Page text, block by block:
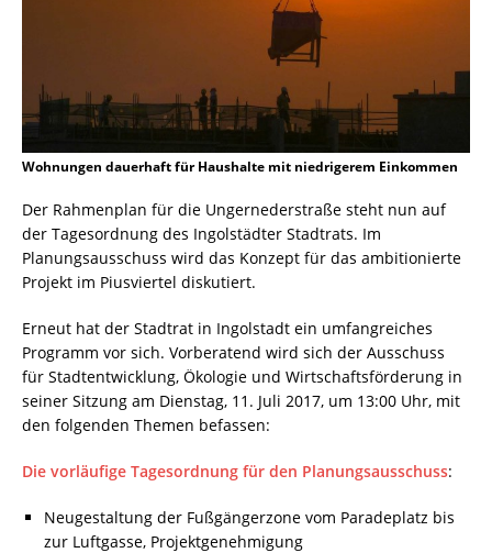
Wohnungen dauerhaft für Haushalte mit niedrigerem Einkommen
Der Rahmenplan für die Ungernederstraße steht nun auf
der Tagesordnung des Ingolstädter Stadtrats. Im
Planungsausschuss wird das Konzept für das ambitionierte
Projekt im Piusviertel diskutiert.
Erneut hat der Stadtrat in Ingolstadt ein umfangreiches
Programm vor sich. Vorberatend wird sich der Ausschuss
für Stadtentwicklung, Ökologie und Wirtschaftsförderung in
seiner Sitzung am Dienstag, 11. Juli 2017, um 13:00 Uhr, mit
den folgenden Themen befassen:
Die vorläufige Tagesordnung für den Planungsausschuss:
Neugestaltung der Fußgängerzone vom Paradeplatz bis
zur Luftgasse, Projektgenehmigung